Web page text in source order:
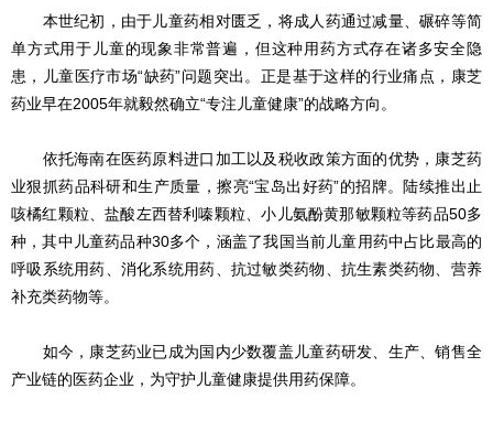
本世纪初，由于儿童药相对匮乏，将成人药通过减量、碾碎等简
单方式用于儿童的现象非常普遍，但这种用药方式存在诸多安全隐
患，儿童医疗市场“缺药”问题突出。正是基于这样的行业痛点，康芝
药业早在2005年就毅然确立“专注儿童健康”的战略方向。
依托海南在医药原料进口加工以及税收政策方面的优势，康芝药
业狠抓药品科研和生产质量，擦亮“宝岛出好药”的招牌。陆续推出止
咳橘红颗粒、盐酸左西替利嗪颗粒、小儿氨酚黄那敏颗粒等药品50多
种，其中儿童药品种30多个，涵盖了我国当前儿童用药中占比最高的
呼吸系统用药、消化系统用药、抗过敏类药物、抗生素类药物、营养
补充类药物等。
如今，康芝药业已成为国内少数覆盖儿童药研发、生产、销售全
产业链的医药企业，为守护儿童健康提供用药保障。